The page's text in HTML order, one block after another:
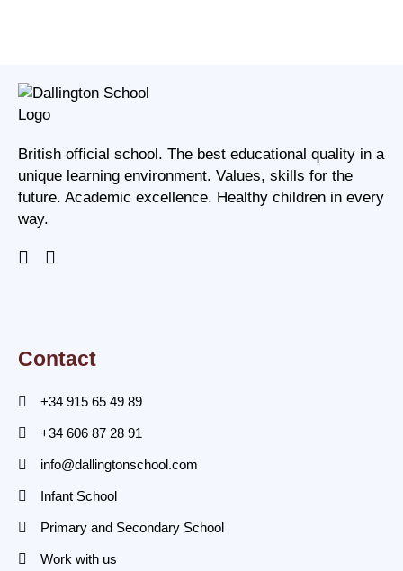
British official school. The best educational quality in a
unique learning environment. Values, skills for the
future. Academic excellence. Healthy children in every
way.
Contact
+34 915 65 49 89
+34 606 87 28 91
info@dallingtonschool.com
Infant School
Primary and Secondary School
Work with us